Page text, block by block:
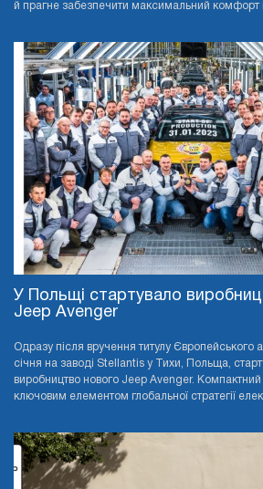
й прагне забезпечити максимальний комфорт
У Польщі стартувало
Jeep Avenger
Одразу після вручення титулу Європейського
січня на заводі Stellantis у Тихи, Польща,
виробництво нового Jeep Avenger.
ключовим елементом глобальної стратегії